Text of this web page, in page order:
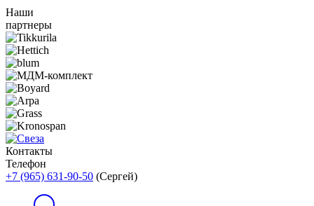
Наши
партнеры
Контакты
Телефон
+7 (965) 631-90-50 (Сергей)